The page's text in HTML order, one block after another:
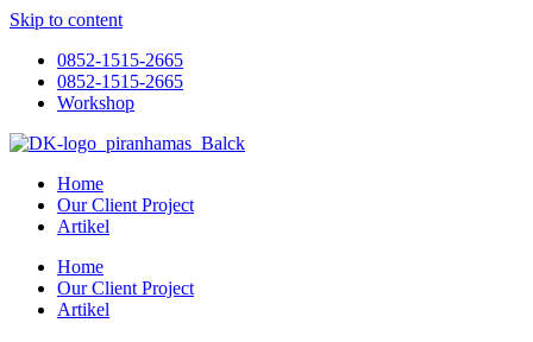
Skip to content
0852-1515-2665
0852-1515-2665
Workshop
Home
Our Client Project
Artikel
Home
Our Client Project
Artikel